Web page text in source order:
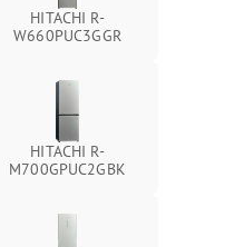
HITACHI R-
W660PUC3GGR
HITACHI R-
M700GPUC2GBK